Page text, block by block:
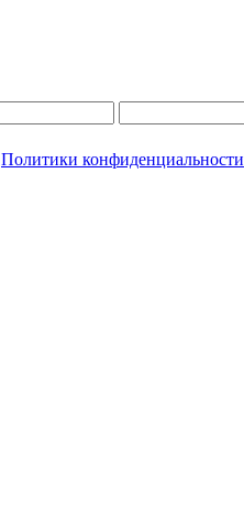
Политики конфиденциальности